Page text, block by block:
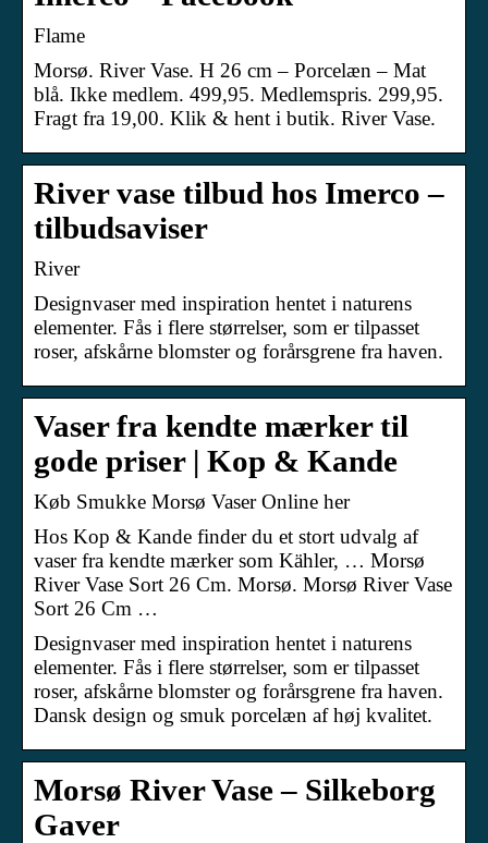
Flame
Morsø. River Vase. H 26 cm – Porcelæn – Mat
blå. Ikke medlem. 499,95. Medlemspris. 299,95.
Fragt fra 19,00. Klik & hent i butik. River Vase.
River vase tilbud hos Imerco –
tilbudsaviser
River
Designvaser med inspiration hentet i naturens
elementer. Fås i flere størrelser, som er tilpasset
roser, afskårne blomster og forårsgrene fra haven.
Vaser fra kendte mærker til
gode priser | Kop & Kande
Køb Smukke Morsø Vaser Online her
Hos Kop & Kande finder du et stort udvalg af
vaser fra kendte mærker som Kähler, … Morsø
River Vase Sort 26 Cm. Morsø. Morsø River Vase
Sort 26 Cm …
Designvaser med inspiration hentet i naturens
elementer. Fås i flere størrelser, som er tilpasset
roser, afskårne blomster og forårsgrene fra haven.
Dansk design og smuk porcelæn af høj kvalitet.
Morsø River Vase – Silkeborg
Gaver